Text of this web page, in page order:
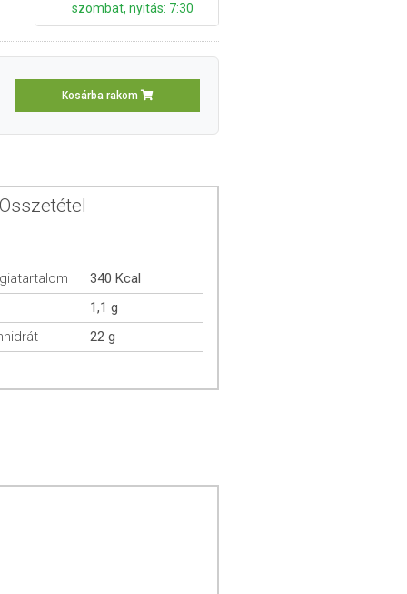
szombat, nyitás: 7:30
Kosárba rakom
Összetétel
340 Kcal
1,1 g
22 g